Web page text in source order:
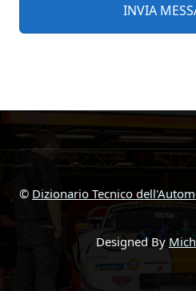
© Dizionario Tecnico
Designed By